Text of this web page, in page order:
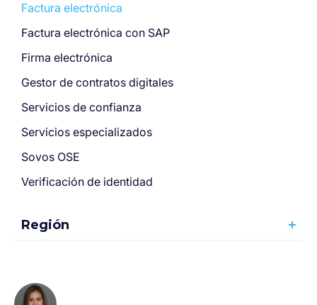
Factura electrónica
Factura electrónica con SAP
Firma electrónica
Gestor de contratos digitales
Servicios de confianza
Servicios especializados
Sovos OSE
Verificación de identidad
Región